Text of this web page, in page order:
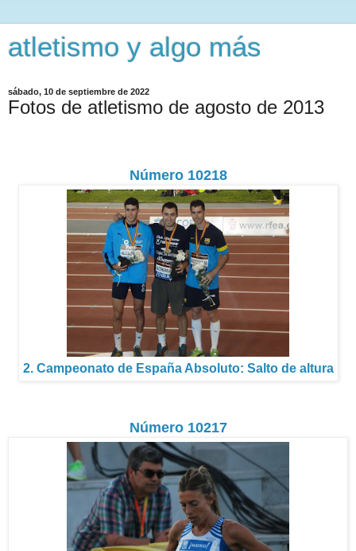
atletismo y algo más
sábado, 10 de septiembre de 2022
Fotos de atletismo de agosto de 2013
Número 10218
2. Campeonato de España Absoluto: Salto de altura
Número 10217